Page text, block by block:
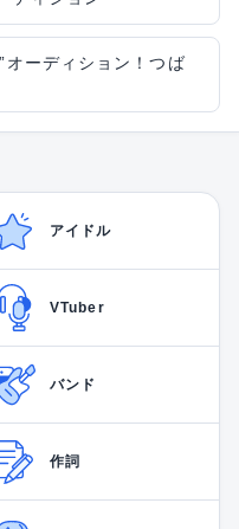
ーディション！つば
アイドル
VTuber
バンド
作詞